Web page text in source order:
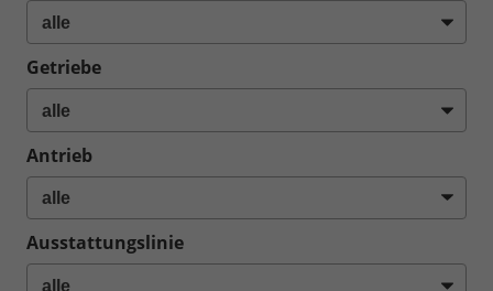
Getriebe
Antrieb
Ausstattungslinie